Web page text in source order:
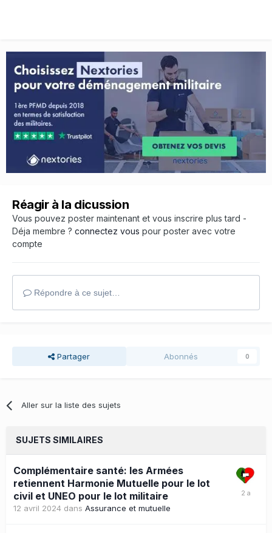
Réagir à la dicussion
Vous pouvez poster maintenant et vous inscrire plus tard -
Déja membre ? connectez vous pour poster avec votre
compte
Répondre à ce sujet…
Partager Abonnés 0
Aller sur la liste des sujets
SUJETS SIMILAIRES
Complémentaire santé: les Armées
retiennent Harmonie Mutuelle pour le lot
civil et UNEO pour le lot militaire
12 avril 2024 dans Assurance et mutuelle